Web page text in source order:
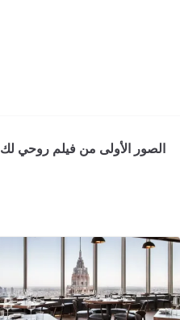
الصور الأولى من فيلم روحي لك